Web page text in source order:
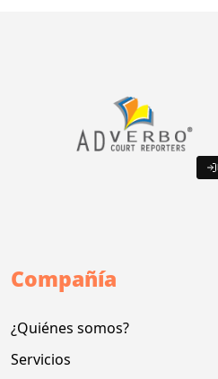
Compañía
¿Quiénes somos?
Servicios